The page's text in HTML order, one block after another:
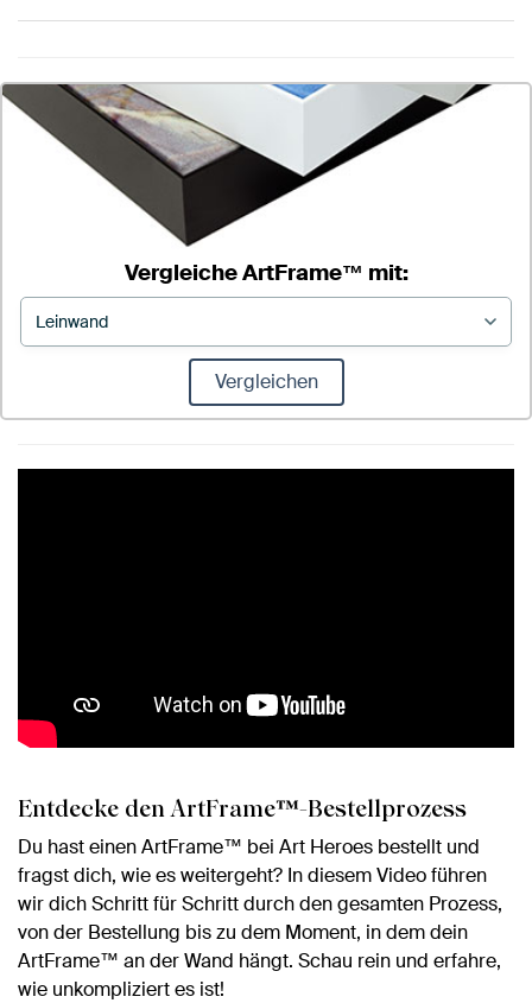
Vergleiche ArtFrame™ mit:
Vergleichen
Entdecke den ArtFrame™-Bestellprozess
Du hast einen ArtFrame™ bei Art Heroes bestellt und
fragst dich, wie es weitergeht? In diesem Video führen
wir dich Schritt für Schritt durch den gesamten Prozess,
von der Bestellung bis zu dem Moment, in dem dein
ArtFrame™ an der Wand hängt. Schau rein und erfahre,
wie unkompliziert es ist!